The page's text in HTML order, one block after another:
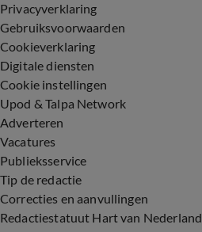
Privacyverklaring
Gebruiksvoorwaarden
Cookieverklaring
Digitale diensten
Cookie instellingen
Upod & Talpa Network
Adverteren
Vacatures
Publieksservice
Tip de redactie
Correcties en aanvullingen
Redactiestatuut Hart van Nederland